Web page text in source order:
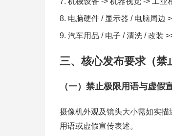
电脑硬件 / 显示器 / 电脑周边
汽车用品 / 电子 / 清洗 / 改装
三、核心发布要求（禁
（一）禁止极限用语与虚假
摄像机外观及镜头大小需如实描
用语或虚假宣传表述。